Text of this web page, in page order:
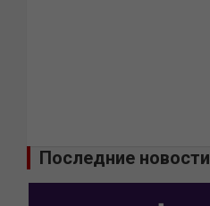
Последние новости